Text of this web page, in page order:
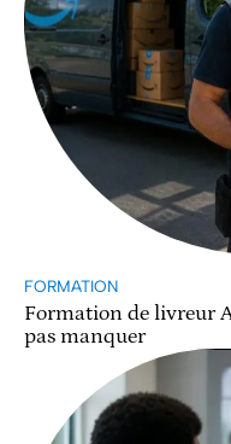
FORMATION
Formation de livreur
pas manquer